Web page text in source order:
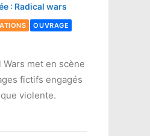
: Radical wars
OUVRAGE
Wars met en scène
fictifs engagés
violente.